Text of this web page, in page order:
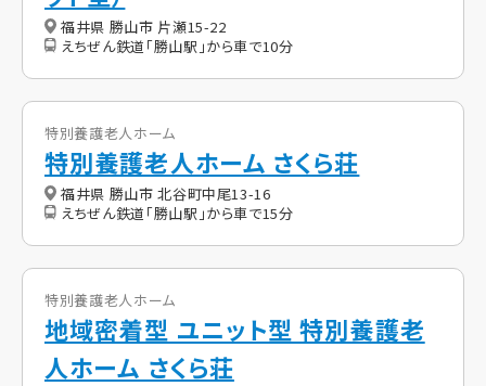
福井県 勝山市 片瀬15-22
えちぜん鉄道「勝山駅」から車で10分
特別養護老人ホーム
特別養護老人ホーム さくら荘
福井県 勝山市 北谷町中尾13-16
えちぜん鉄道「勝山駅」から車で15分
特別養護老人ホーム
地域密着型 ユニット型 特別養護老
人ホーム さくら荘